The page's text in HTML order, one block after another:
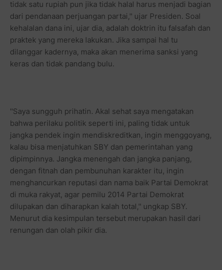
tidak satu rupiah pun jika tidak halal harus menjadi bagian
dari pendanaan perjuangan partai,'' ujar Presiden. Soal
kehalalan dana ini, ujar dia, adalah doktrin itu falsafah dan
praktek yang mereka lakukan. Jika sampai hal tu
dilanggar kadernya, maka akan menerima sanksi yang
keras dan tidak pandang bulu.
''Saya sungguh prihatin. Akal sehat saya mengatakan
bahwa perilaku politik seperti ini, paling tidak untuk
jangka pendek ingin mendiskreditkan, ingin menggoyang,
kalau bisa menjatuhkan SBY dan pemerintahan yang
dipimpinnya. Jangka menengah dan jangka panjang,
dengan fitnah dan pembunuhan karakter itu, ingin
menghancurkan reputasi dan nama baik Partai Demokrat
di muka rakyat, agar pemilu 2014 Partai Demokrat
dilupakan dan diharapkan kalah total,'' ungkap SBY.
Menurut dia kesimpulan tersebut merupakan hasil dari
renungan dan olah pikir dia.